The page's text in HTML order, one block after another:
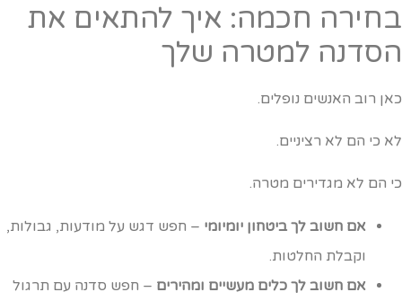
חכמה: איך להתאים את
למטרה שלך
רוב האנשים נופלים.
כי הם לא רציניים.
הם לא מגדירים מטרה.
אם חשוב לך ביטחון יומיומי– חפש דגש על מודעות, גבולות,
וקבלת החלטות.
אם חשוב לך כלים מעשיים ומהירים– חפש סדנה עם תרגול